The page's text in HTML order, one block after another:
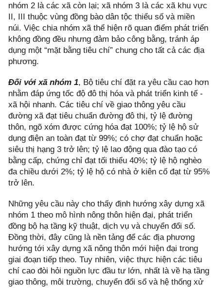
nhóm 2 là các xã còn lại; xã nhóm 3 là các xã khu vực
II, III thuộc vùng đồng bào dân tộc thiểu số và miền
núi. Việc chia nhóm xã thể hiện rõ quan điểm phát triển
không đồng đều nhưng đảm bảo công bằng, tránh áp
dụng một “mặt bằng tiêu chí” chung cho tất cả các địa
phương.
Đối với xã nhóm 1, Bộ tiêu chí đặt ra yêu cầu cao hơn
nhằm đáp ứng tốc độ đô thị hóa và phát triển kinh tế -
xã hội nhanh. Các tiêu chí về giao thông yêu cầu
đường xã đạt tiêu chuẩn đường đô thị, tỷ lệ đường
thôn, ngõ xóm được cứng hóa đạt 100%; tỷ lệ hộ sử
dụng điện an toàn đạt từ 99%; có chợ đạt chuẩn hoặc
siêu thị hạng 3 trở lên; tỷ lệ lao động qua đào tạo có
bằng cấp, chứng chỉ đạt tối thiểu 40%; tỷ lệ hộ nghèo
đa chiều dưới 2%; tỷ lệ hộ có nhà ở kiên cố đạt từ 95%
trở lên.
Những yêu cầu này cho thấy định hướng xây dựng xã
nhóm 1 theo mô hình nông thôn hiện đại, phát triển
đồng bộ hạ tầng kỹ thuật, dịch vụ và chuyển đổi số.
Đồng thời, đây cũng là nền tảng để các địa phương
hướng tới xây dựng xã nông thôn mới hiện đại trong
giai đoạn tiếp theo. Tuy nhiên, việc thực hiện các tiêu
chí cao đòi hỏi nguồn lực đầu tư lớn, nhất là về hạ tầng
giao thông, môi trường, chuyển đổi số và hệ thống xử